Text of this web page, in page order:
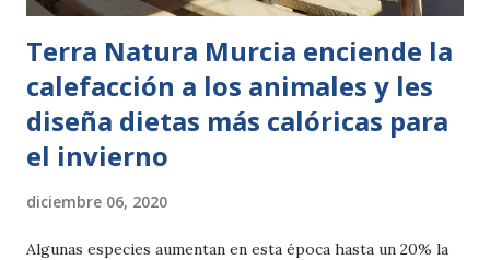
Terra Natura Murcia enciende la
calefacción a los animales y les
diseña dietas más calóricas para
el invierno
diciembre 06, 2020
Algunas especies aumentan en esta época hasta un 20% la